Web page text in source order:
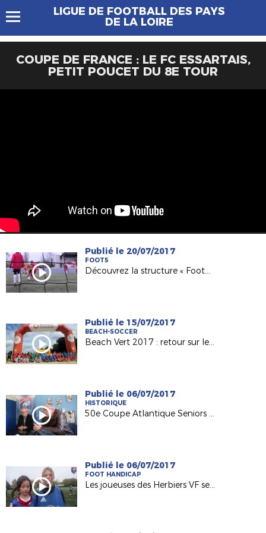
LIGUE DE FOOTBALL DES PAYS
DE LA LOIRE
COUPE DE FRANCE : LE FC ESSARTAIS,
PETIT POUCET DU 8E TOUR
Publié le 20/07/2017
FOOT5
Découvrez la structure « Foot5 Mobile FFF » !
Publié le 15/07/2017
BEACH-SOCCER
Beach Vert 2017 : retour sur les 4 étapes de la 1ère semaine !
Publié le 06/07/2017
HISTORIQUE
50e Coupe Atlantique Seniors : Retour sur la victoire de l'ASPTT Nantes en 1982
Publié le 06/07/2017
FOOT HANDICAP
Les joueuses des Herbiers VF sensibilisées au football adapté